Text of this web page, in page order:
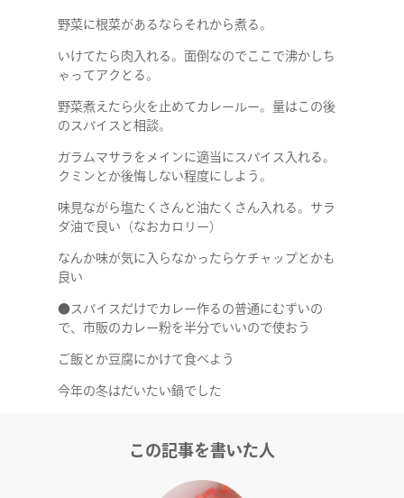
COMPANY
STAFF BLOG
野菜に根菜があるならそれから煮る。
いけてたら肉入れる。面倒なのでここで沸かしち
ゃってアクとる。
野菜煮えたら火を止めてカレールー。量はこの後
のスパイスと相談。
ガラムマサラをメインに適当にスパイス入れる。
クミンとか後悔しない程度にしよう。
味見ながら塩たくさんと油たくさん入れる。サラ
ダ油で良い（なおカロリー）
なんか味が気に入らなかったらケチャップとかも
良い
●スパイスだけでカレー作るの普通にむずいの
で、市販のカレー粉を半分でいいので使おう
ご飯とか豆腐にかけて食べよう
今年の冬はだいたい鍋でした
この記事を書いた人